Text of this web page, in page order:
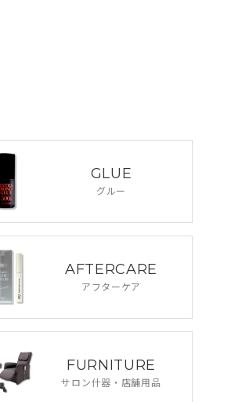
GLUE
グルー
AFTERCARE
アフターケア
FURNITURE
サロン什器・ 店舗用品